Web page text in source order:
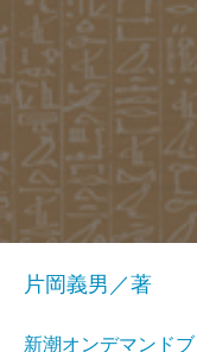
片岡義男／著
新潮オンデマンド